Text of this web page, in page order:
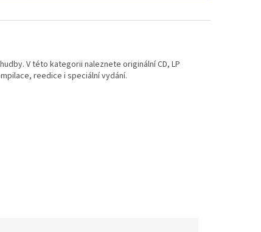
V této kategorii naleznete originální CD, LP
reedice i speciální vydání.